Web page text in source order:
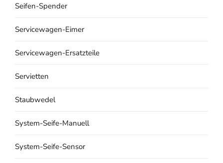
Seifen-Spender
Servicewagen-Eimer
Servicewagen-Ersatzteile
Servietten
Staubwedel
System-Seife-Manuell
System-Seife-Sensor